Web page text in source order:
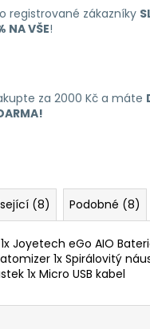
registrované zákazníky
NA VŠE!
za 2000 Kč a máte
(8) Podobné (8)
Joyetech eGo AIO
1x Spirálovitý
1x Micro USB kabel